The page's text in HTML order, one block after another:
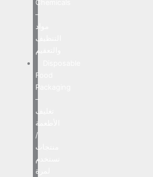
Chemicals
–
مواد
التنظيف
والتعقيم
Food
Packaging
–
تغليف
الأطعمة
/
منتجات
تستخدم
لمرة